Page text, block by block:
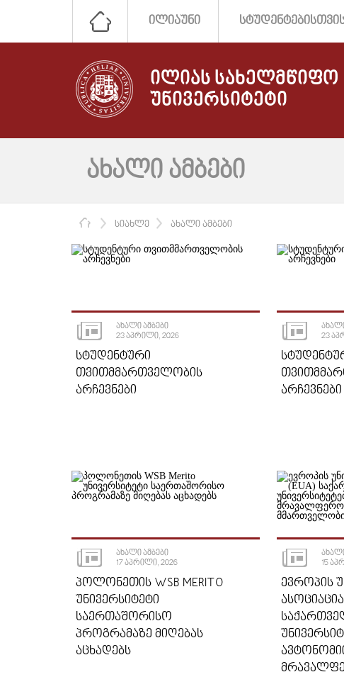
ᲘᲚᲘᲐᲣᲜᲘ
ᲘᲚᲘᲐᲡ ᲡᲐᲮᲔᲚᲛᲬᲘᲤᲝ
ᲣᲜᲘᲕᲔᲠᲡᲘᲢᲔᲢᲘ
ᲐᲮᲐᲚᲘ ᲐᲛᲑᲔᲑᲘ
ᲛᲗᲐᲕᲐᲠᲘ
ᲡᲘᲐᲮᲚᲔ ᲐᲮᲐᲚᲘ ᲐᲛᲑᲔᲑᲘ
ᲐᲮᲐᲚᲘ ᲐᲛᲑᲔᲑᲘ
23 ᲐᲞᲠᲘᲚᲘ, 2026
ᲡᲢᲣᲓᲔᲜᲢᲣᲠᲘ
ᲗᲕᲘᲗᲛᲛᲐᲠᲗᲕᲔᲚᲝᲑᲘᲡ
ᲐᲠᲩᲔᲕᲜᲔᲑᲘ
23
ᲐᲠᲩᲔᲕᲜᲔᲑᲘ
ᲐᲮᲐᲚᲘ ᲐᲛᲑᲔᲑᲘ
17 ᲐᲞᲠᲘᲚᲘ, 2026
ᲞᲝᲚᲝᲜᲔᲗᲘᲡ WSB MERITO
ᲣᲜᲘᲕᲔᲠᲡᲘᲢᲔᲢᲘ
ᲡᲐᲔᲠᲗᲐᲨᲝᲠᲘᲡᲝ
ᲞᲠᲝᲒᲠᲐᲛᲐᲖᲔ ᲛᲘᲦᲔᲑᲐᲡ
ᲐᲪᲮᲐᲓᲔᲑᲡ
15
ᲔᲕᲠᲝᲞᲘᲡ